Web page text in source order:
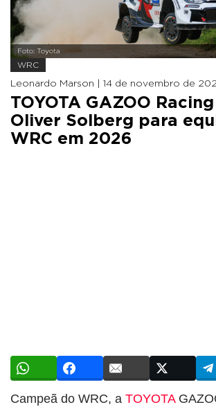
Foto: Toyota
WRC
Leonardo Marson | 14 de novembro de
TOYOTA GAZOO
Oliver Solberg para
WRC em 2026
Campeã do WRC, a TOYOTA